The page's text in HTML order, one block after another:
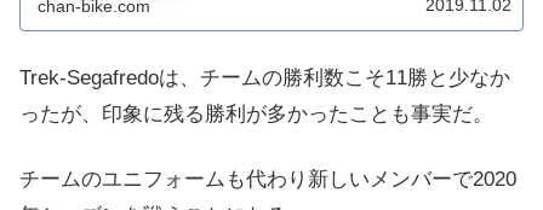
chan-bike.com 2019.11.02
Trek-Segafredoは、チームの勝利数こそ11勝と少なか
ったが、印象に残る勝利が多かったことも事実だ。
チームのユニフォームも代わり新しいメンバーで2020